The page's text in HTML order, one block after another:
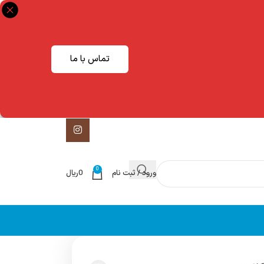
تماس با ما
ورود / ثبت نام 0
0ریال